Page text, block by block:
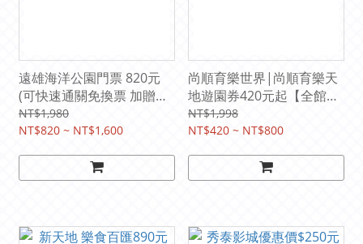
遠雄海洋公園門票 820元
(可快速通關免換票 加贈園
區抵用券120元)
NT$1,980
NT$820 ~ NT$1,600
尚順育樂世界|尚順育樂天
地遊園券420元起【全館暢
遊】(不含飛行劇場)
NT$1,998
NT$420 ~ NT$800